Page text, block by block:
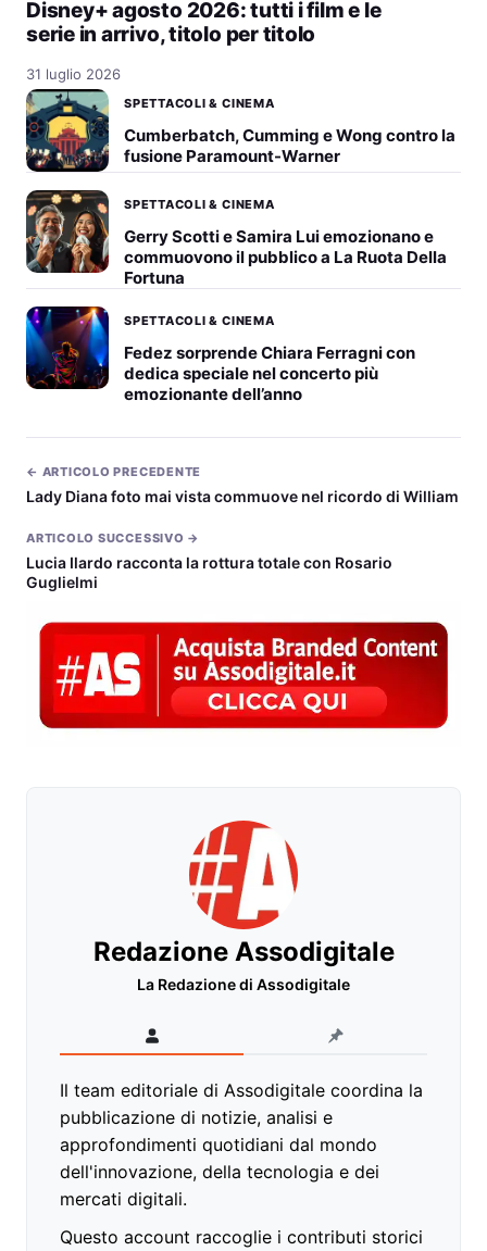
Disney+ agosto 2026: tutti i film e le
serie in arrivo, titolo per titolo
31 luglio 2026
SPETTACOLI & CINEMA
Cumberbatch, Cumming e Wong contro la
fusione Paramount-Warner
SPETTACOLI & CINEMA
Gerry Scotti e Samira Lui emozionano e
commuovono il pubblico a La Ruota Della
Fortuna
SPETTACOLI & CINEMA
Fedez sorprende Chiara Ferragni con
dedica speciale nel concerto più
emozionante dell’anno
← ARTICOLO PRECEDENTE
Lady Diana foto mai vista commuove nel ricordo di William
ARTICOLO SUCCESSIVO →
Lucia Ilardo racconta la rottura totale con Rosario
Guglielmi
Redazione Assodigitale
La Redazione di Assodigitale
Il team editoriale di Assodigitale coordina la
pubblicazione di notizie, analisi e
approfondimenti quotidiani dal mondo
dell'innovazione, della tecnologia e dei
mercati digitali.
Questo account raccoglie i contributi storici